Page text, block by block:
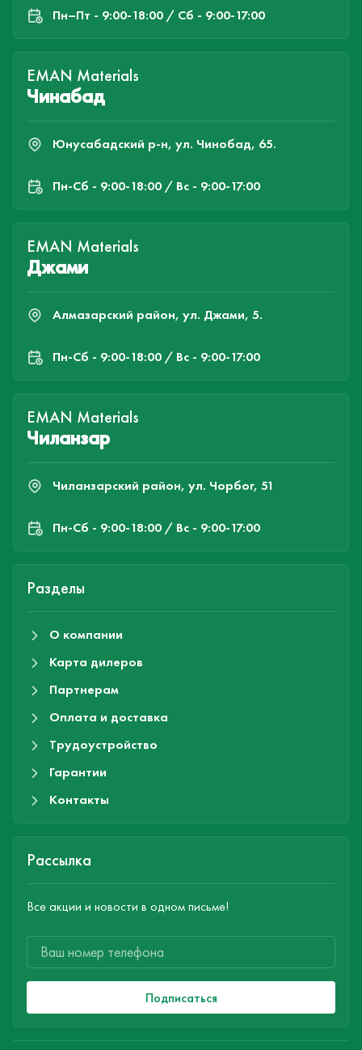
Пн–Пт - 9:00-18:00 / Сб - 9:00-17:00
EMAN Materials
Чинабад
Юнусабадский р-н, ул. Чинобад, 65.
Пн-Cб - 9:00-18:00 / Вс - 9:00-17:00
EMAN Materials
Джами
Алмазарский район, ул. Джами, 5.
Пн-Cб - 9:00-18:00 / Вс - 9:00-17:00
EMAN Materials
Чиланзар
Чиланзарский район, ул. Чорбог, 51
Пн-Cб - 9:00-18:00 / Вс - 9:00-17:00
Разделы
О компании
Карта дилеров
Партнерам
Оплата и доставка
Трудоустройство
Гарантии
Контакты
Рассылка
Все акции и новости в одном письме!
Подписаться